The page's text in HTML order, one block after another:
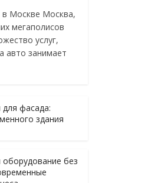
Москве Москва,
мегаполисов
услуг,
авто занимает
фасада:
здания
оборудование без